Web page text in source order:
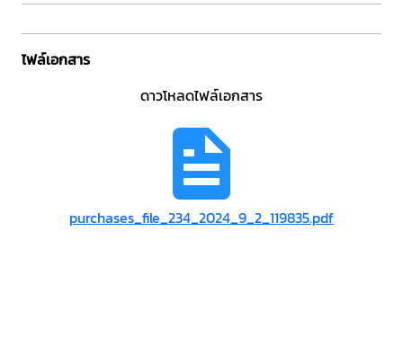
ไฟล์เอกสาร
ดาวโหลดไฟล์เอกสาร
purchases_file_234_2024_9_2_119835.pdf